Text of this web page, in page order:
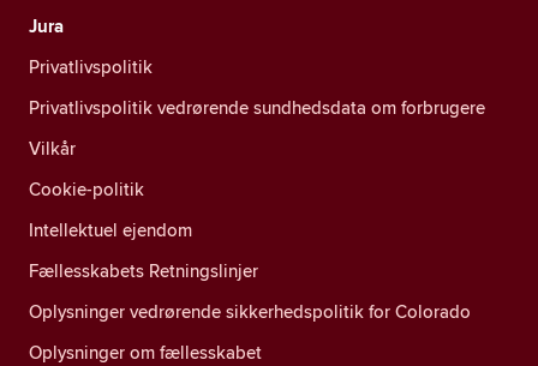
Jura
Privatlivspolitik
Privatlivspolitik vedrørende sundhedsdata om forbrugere
Vilkår
Cookie-politik
Intellektuel ejendom
Fællesskabets Retningslinjer
Oplysninger vedrørende sikkerhedspolitik for Colorado
Oplysninger om fællesskabet